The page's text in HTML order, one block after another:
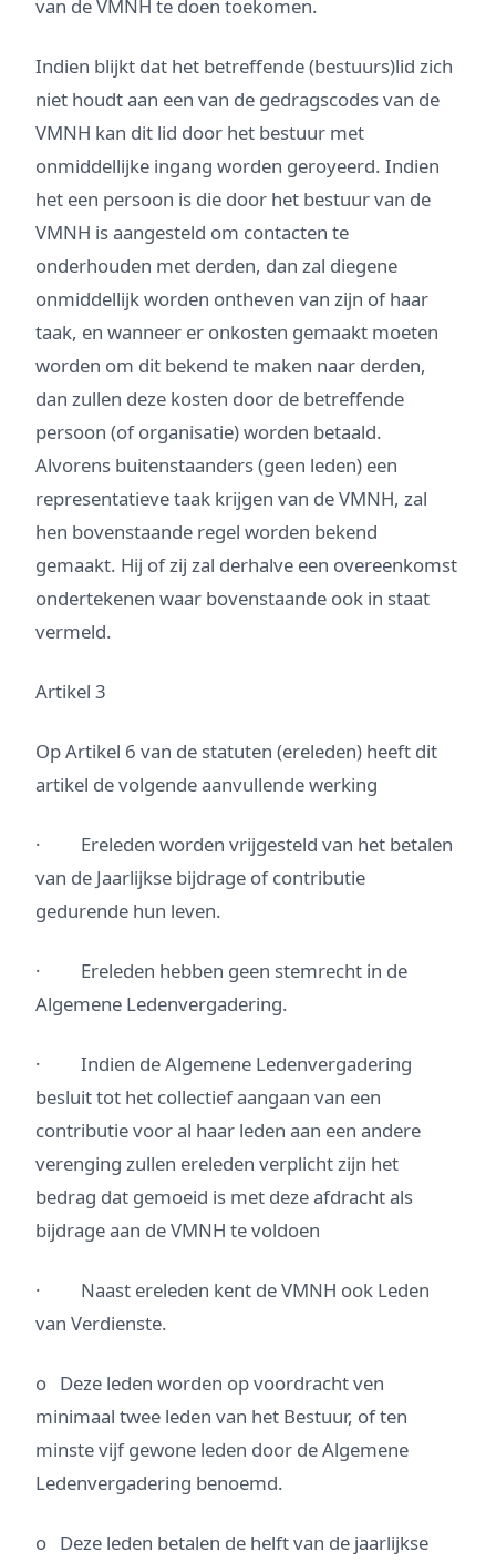
van de VMNH te doen toekomen.
Indien blijkt dat het betreffende (bestuurs)lid zich
niet houdt aan een van de gedragscodes van de
VMNH kan dit lid door het bestuur met
onmiddellijke ingang worden geroyeerd. Indien
het een persoon is die door het bestuur van de
VMNH is aangesteld om contacten te
onderhouden met derden, dan zal diegene
onmiddellijk worden ontheven van zijn of haar
taak, en wanneer er onkosten gemaakt moeten
worden om dit bekend te maken naar derden,
dan zullen deze kosten door de betreffende
persoon (of organisatie) worden betaald.
Alvorens buitenstaanders (geen leden) een
representatieve taak krijgen van de VMNH, zal
hen bovenstaande regel worden bekend
gemaakt. Hij of zij zal derhalve een overeenkomst
ondertekenen waar bovenstaande ook in staat
vermeld.
Artikel 3
Op Artikel 6 van de statuten (ereleden) heeft dit
artikel de volgende aanvullende werking
· Ereleden worden vrijgesteld van het betalen
van de Jaarlijkse bijdrage of contributie
gedurende hun leven.
· Ereleden hebben geen stemrecht in de
Algemene Ledenvergadering.
· Indien de Algemene Ledenvergadering
besluit tot het collectief aangaan van een
contributie voor al haar leden aan een andere
verenging zullen ereleden verplicht zijn het
bedrag dat gemoeid is met deze afdracht als
bijdrage aan de VMNH te voldoen
· Naast ereleden kent de VMNH ook Leden
van Verdienste.
o Deze leden worden op voordracht ven
minimaal twee leden van het Bestuur, of ten
minste vijf gewone leden door de Algemene
Ledenvergadering benoemd.
o Deze leden betalen de helft van de jaarlijkse